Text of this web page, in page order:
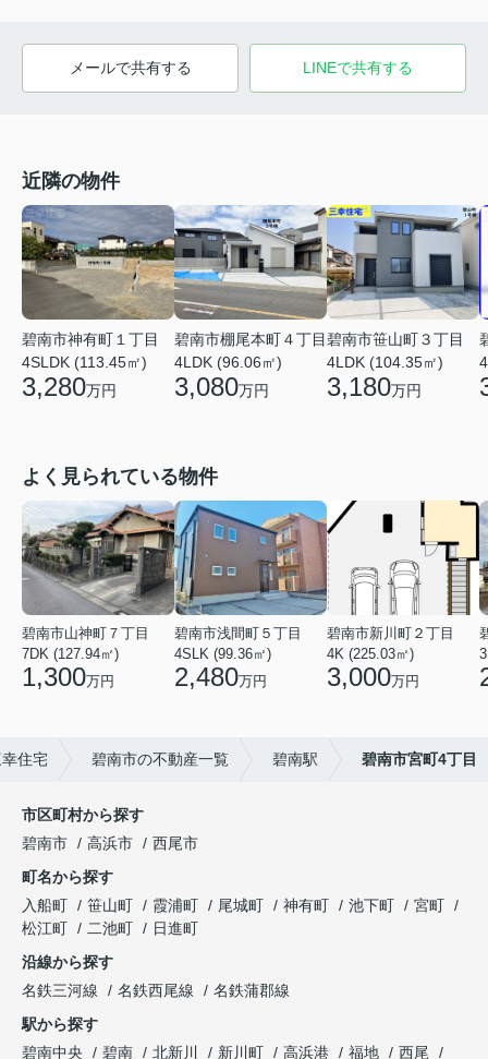
メールで共有する LINEで共有する
近隣の物件
碧南市神有町１丁目
4SLDK (113.45㎡)
3,280万円
碧南市棚尾本町４丁目
4LDK (96.06㎡)
3,080万円
碧南市笹山町３丁目
4LDK (104.35㎡)
3,180万円
よく見られている物件
碧南市山神町７丁目
7DK (127.94㎡)
1,300万円
碧南市浅間町５丁目
4SLK (99.36㎡)
2,480万円
碧南市新川町２丁目
4K (225.03㎡)
3,000万円
住宅 碧南市の不動産一覧 碧南駅 碧南市宮町4丁目
市区町村から探す
碧南市
高浜市
西尾市
町名から探す
入船町
笹山町 霞浦町 尾城町 神有町 池下町
宮町
松江町
二池町
日進町
沿線から探す
名鉄三河線
名鉄西尾線
名鉄蒲郡線
駅から探す
碧南中央
碧南 北新川 新川町 高浜港 福地
西尾